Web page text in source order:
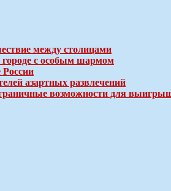
между столицами
городе с особым шармом
азартных развлечений
возможности для